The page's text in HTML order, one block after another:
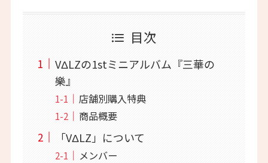
目次
VΔLZの1stミニアルバム『三華の
樂』
店舗別購入特典
商品概要
「VΔLZ」について
メンバー